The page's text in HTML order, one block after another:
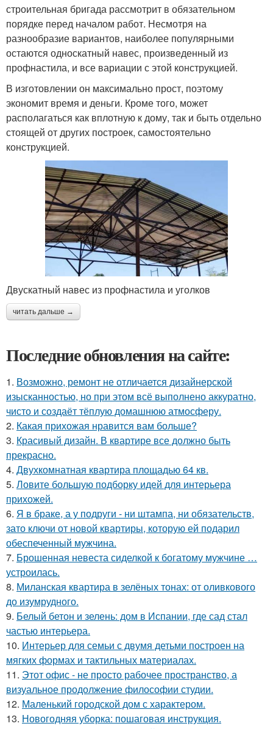
строительная бригада рассмотрит в обязательном
порядке перед началом работ. Несмотря на
разнообразие вариантов, наиболее популярными
остаются односкатный навес, произведенный из
профнастила, и все вариации с этой конструкцией.
В изготовлении он максимально прост, поэтому
экономит время и деньги. Кроме того, может
располагаться как вплотную к дому, так и быть отдельно
стоящей от других построек, самостоятельно
конструкцией.
Двускатный навес из профнастила и уголков
читать дальше →
Последние обновления на сайте:
1. Возможно, ремонт не отличается дизайнерской
изысканностью, но при этом всё выполнено аккуратно,
чисто и создаёт тёплую домашнюю атмосферу.
2. Какая прихожая нравится вам больше?
3. Красивый дизайн. В квартире все должно быть
прекрасно.
4. Двухкомнатная квартира площадью 64 кв.
5. Ловите большую подборку идей для интерьера
прихожей.
6. Я в браке, а у подруги - ни штампа, ни обязательств,
зато ключи от новой квартиры, которую ей подарил
обеспеченный мужчина.
7. Брошенная невеста сиделкой к богатому мужчине …
устроилась.
8. Миланская квартира в зелёных тонах: от оливкового
до изумрудного.
9. Белый бетон и зелень: дом в Испании, где сад стал
частью интерьера.
10. Интерьер для семьи с двумя детьми построен на
мягких формах и тактильных материалах.
11. Этот офис - не просто рабочее пространство, а
визуальное продолжение философии студии.
12. Маленький городской дом с характером.
13. Новогодняя уборка: пошаговая инструкция.